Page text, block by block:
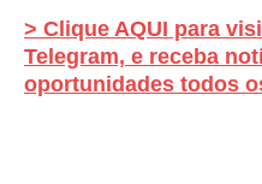
> Clique AQUI para
Telegram, e receba
oportunidades todos